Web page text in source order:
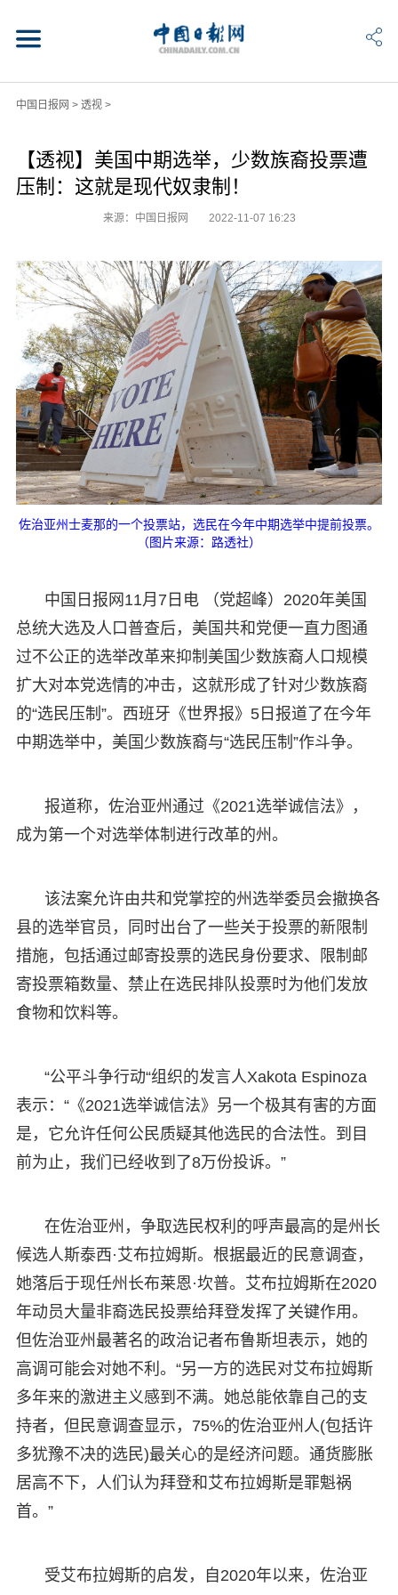
中国日报网 > 透视>
【透视】美国中期选举，少数族裔投票遭
压制：这就是现代奴隶制！
来源：中国日报网 2022-11-07 16:23
佐治亚州士麦那的一个投票站，选民在今年中期选举中提前投票。
（图片来源：路透社）
中国日报网11月7日电 （党超峰）2020年美国
总统大选及人口普查后，美国共和党便一直力图通
过不公正的选举改革来抑制美国少数族裔人口规模
扩大对本党选情的冲击，这就形成了针对少数族裔
的“选民压制”。西班牙《世界报》5日报道了在今年
中期选举中，美国少数族裔与“选民压制”作斗争。
报道称，佐治亚州通过《2021选举诚信法》，
成为第一个对选举体制进行改革的州。
该法案允许由共和党掌控的州选举委员会撤换各
县的选举官员，同时出台了一些关于投票的新限制
措施，包括通过邮寄投票的选民身份要求、限制邮
寄投票箱数量、禁止在选民排队投票时为他们发放
食物和饮料等。
“公平斗争行动“组织的发言人Xakota Espinoza
表示：“《2021选举诚信法》另一个极其有害的方面
是，它允许任何公民质疑其他选民的合法性。到目
前为止，我们已经收到了8万份投诉。”
在佐治亚州，争取选民权利的呼声最高的是州长
候选人斯泰西·艾布拉姆斯。根据最近的民意调查，
她落后于现任州长布莱恩·坎普。艾布拉姆斯在2020
年动员大量非裔选民投票给拜登发挥了关键作用。
但佐治亚州最著名的政治记者布鲁斯坦表示，她的
高调可能会对她不利。“另一方的选民对艾布拉姆斯
多年来的激进主义感到不满。她总能依靠自己的支
持者，但民意调查显示，75%的佐治亚州人(包括许
多犹豫不决的选民)最关心的是经济问题。通货膨胀
居高不下，人们认为拜登和艾布拉姆斯是罪魁祸
首。”
受艾布拉姆斯的启发，自2020年以来，佐治亚